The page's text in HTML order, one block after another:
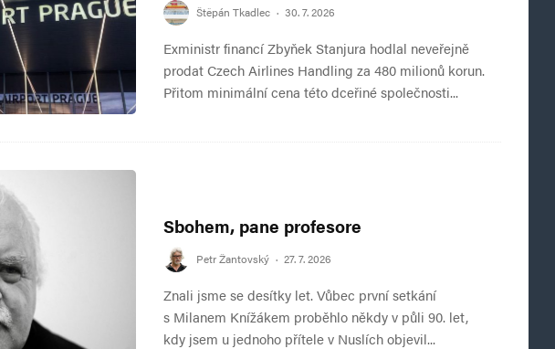
Štěpán Tkadlec · 30. 7. 2026
Exministr financí Zbyňek Stanjura hodlal neveřejně
prodat Czech Airlines Handling za 480 milionů korun.
Přitom minimální cena této dceřiné společnosti...
Sbohem, pane profesore
Petr Žantovský · 27. 7. 2026
Znali jsme se desítky let. Vůbec první setkání
s Milanem Knížákem proběhlo někdy v půli 90. let,
kdy jsem u jednoho přítele v Nuslích objevil...